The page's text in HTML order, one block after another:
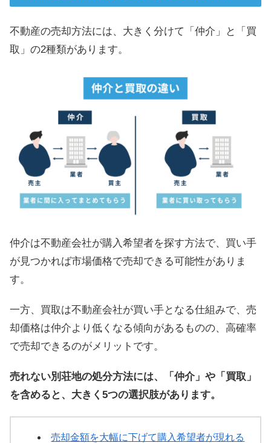
不動産の売却方法には、大きく分けて「仲介」と「買
取」の2種類があります。
仲介は不動産会社が購入希望者を探す方法で、買い手
が見つかれば市場価格で売却できる可能性がありま
す。
一方、買取は不動産会社が買い手となる仕組みで、売
却価格は仲介より低くなる傾向があるものの、高確率
で売却できるのがメリットです。
売れない別荘地の処分方法には、「仲介」や「買取」
を含めると、大きく5つの選択肢があります。
売却金額を大幅に下げて購入希望者が現れる